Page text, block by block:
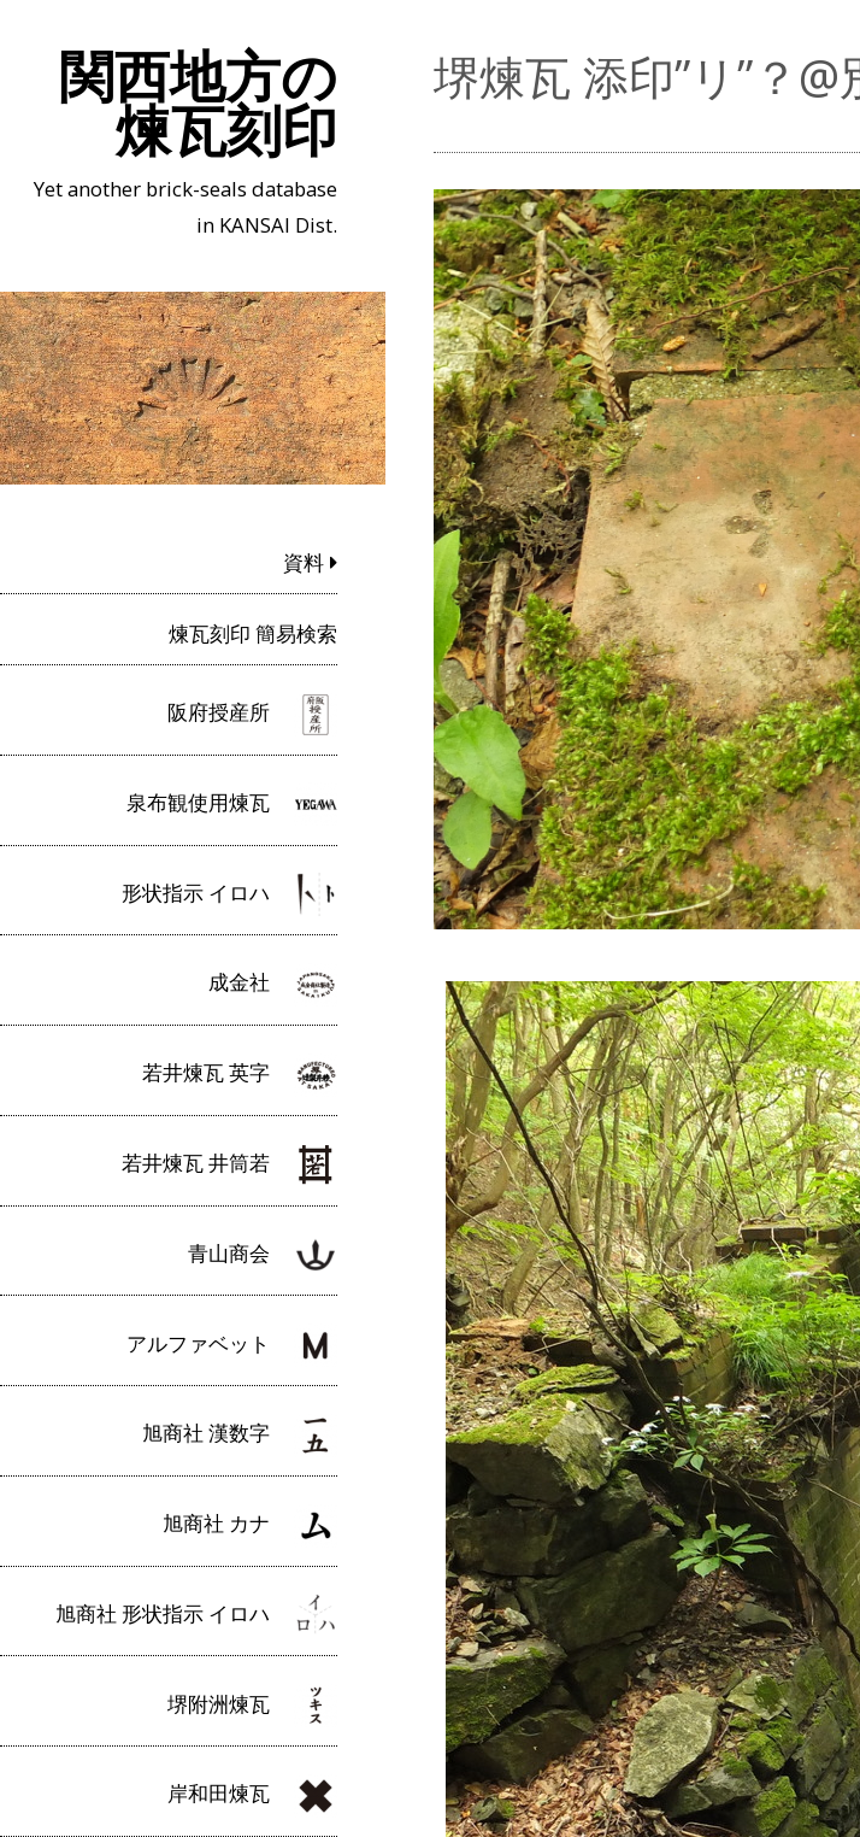
関西地方の
煉瓦刻印
Yet another brick-seals database
in KANSAI Dist.
資料
煉瓦刻印 簡易検索
阪府授産所
泉布観使用煉瓦
形状指示 イロハ
成金社
若井煉瓦 英字
若井煉瓦 井筒若
青山商会
アルファベット
旭商社 漢数字
旭商社 カナ
旭商社 形状指示 イロハ
堺附洲煉瓦
岸和田煉瓦
堺煉瓦 添印”リ”？